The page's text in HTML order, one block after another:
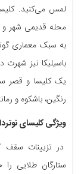
لمس می‌کنید.
به سبک معماری
باسیلیکا نیز شهرت
یک کلیسا و قصر
رنگین، باشکوه و
ویژگی کلیسای
در تزیینات سقف
ستارگان طلایی